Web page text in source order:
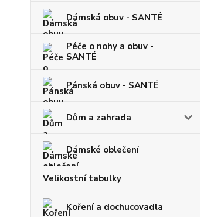
Dámská obuv - SANTÉ
Péče o nohy a obuv -
SANTÉ
Pánská obuv - SANTÉ
Dům a zahrada
Dámské oblečení
Velikostní tabulky
Koření a dochucovadla